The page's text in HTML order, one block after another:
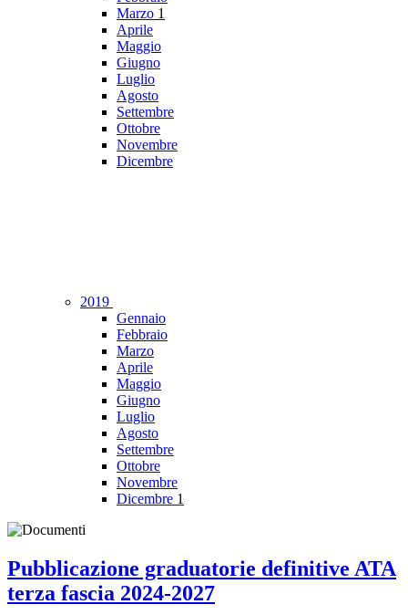
Marzo 1
Aprile
Maggio
Giugno
Luglio
Agosto
Settembre
Ottobre
Novembre
Dicembre
2019
Gennaio
Febbraio
Marzo
Aprile
Maggio
Giugno
Luglio
Agosto
Settembre
Ottobre
Novembre
Dicembre 1
Pubblicazione graduatorie definitive ATA
terza fascia 2024-2027